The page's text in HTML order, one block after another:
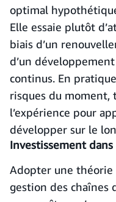
optimal
Elle essaie plutôt
biais d’un
d’un
continus. En
risques du
l’expérience pour
développer sur le
Investissement
Adopter une théorie
gestion des chaînes